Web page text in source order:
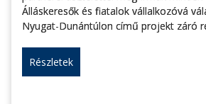
Álláskeresők és fiatalok vállalkozóvá
Nyugat-Dunántúlon című projekt záró
Részletek